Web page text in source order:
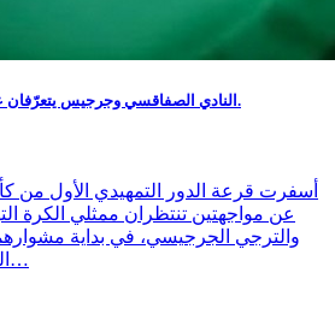
النادي الصفاقسي وجرجيس يتعرّفان على منافسيهما في كأس الكاف.
أسفرت قرعة الدور التمهيدي الأول من
عن مواجهتين تنتظران ممثلي الكرة
والترجي الجرجيسي، في بداية
الصفاقسي فريق سبورتينغ…